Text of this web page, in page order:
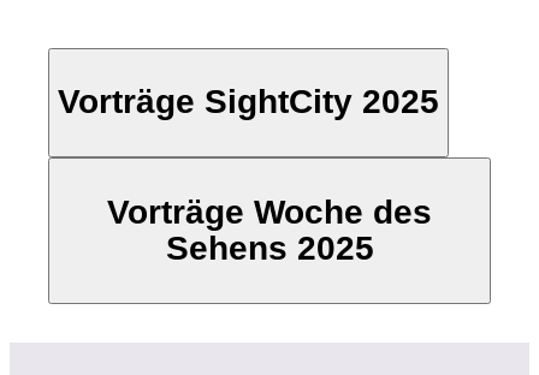
Vorträge SightCity 2025
Vorträge Woche des
Sehens 2025